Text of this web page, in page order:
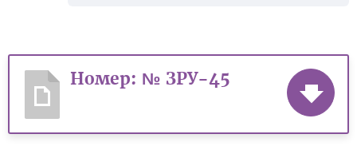
Номер: № ЗРУ-45